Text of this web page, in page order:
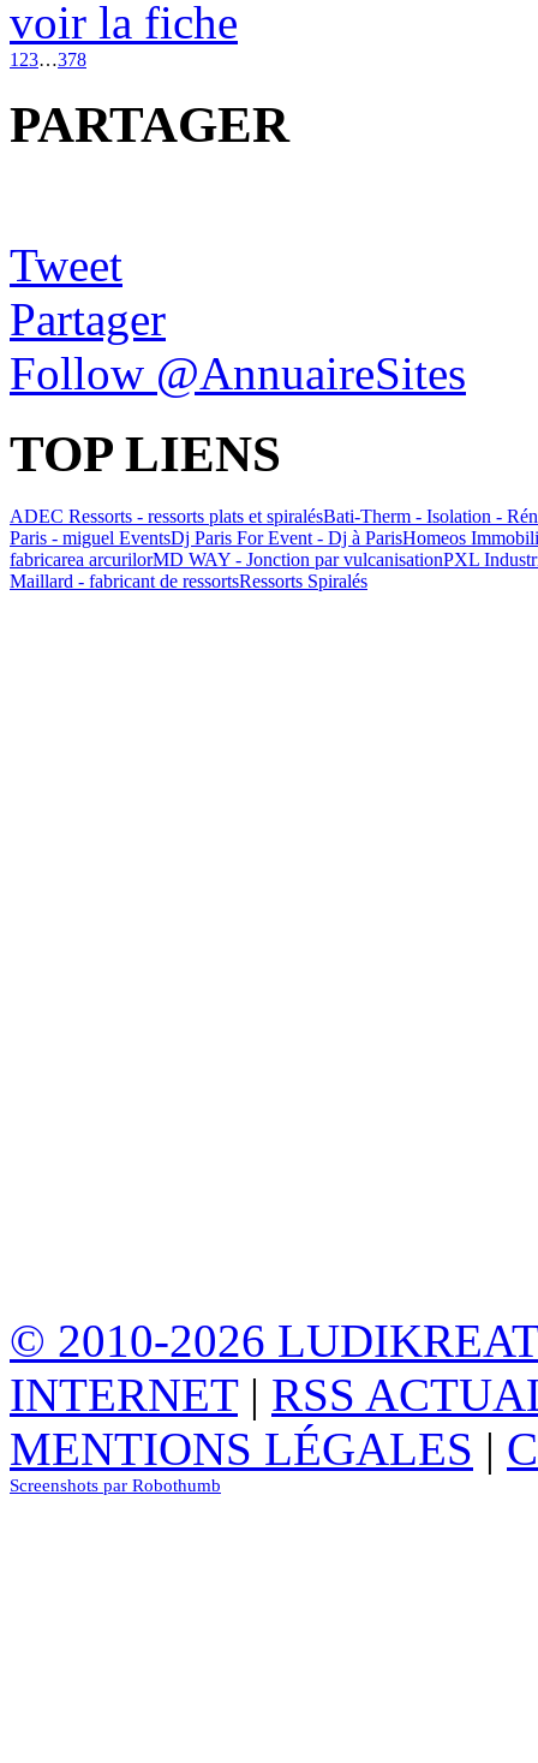
voir la fiche
1 23…378
PARTAGER
Tweet
Partager
Follow @AnnuaireSites
TOP LIENS
ADEC Ressorts - ressorts plats et spiralésBati-Therm - Isolation -
Paris - miguel EventsDj Paris For Event - Dj à ParisHomeos
fabricarea arcurilorMD WAY - Jonction par vulcanisationPXL
Maillard - fabricant de ressortsRessorts Spiralés
© 2010-2026
INTERNET| RSS
MENTIONS LÉGALES |
Screenshots par Robothumb